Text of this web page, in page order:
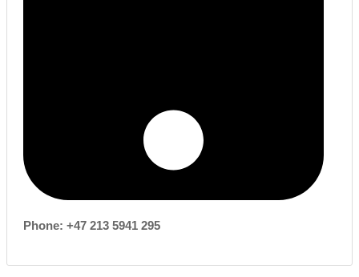
Phone: +47 213 5941 295